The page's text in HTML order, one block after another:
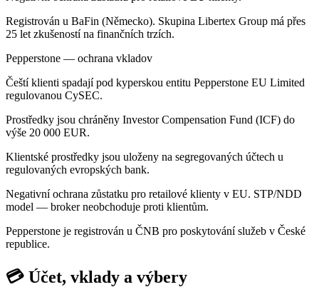
Registrován u BaFin (Německo). Skupina Libertex Group má přes
25 let zkušeností na finančních trzích.
Pepperstone — ochrana vkladov
Čeští klienti spadají pod kyperskou entitu Pepperstone EU Limited
regulovanou CySEC.
Prostředky jsou chráněny Investor Compensation Fund (ICF) do
výše 20 000 EUR.
Klientské prostředky jsou uloženy na segregovaných účtech u
regulovaných evropských bank.
Negativní ochrana zůstatku pro retailové klienty v EU. STP/NDD
model — broker neobchoduje proti klientům.
Pepperstone je registrován u ČNB pro poskytování služeb v České
republice.
💳 Účet, vklady a výbery